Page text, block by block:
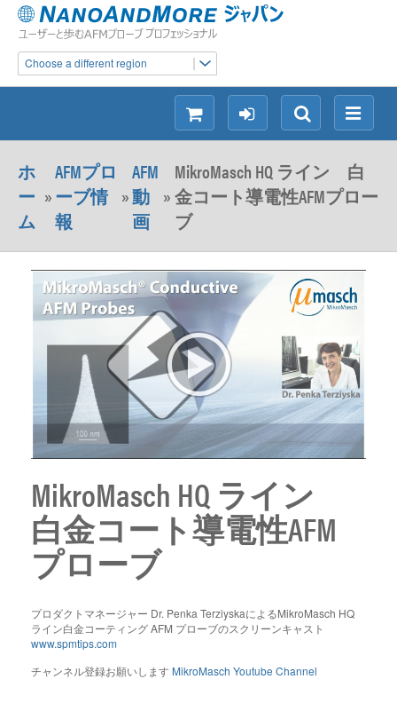
Choose a different region
メ
ニ
ュ
ー
検
索
ロ
グ
イ
ン
シ
ョ
ッ
ピ
ン
ホ
ー
ム
»
AFMプロ
ーブ情
報
»
AFM
動
画
»
MikroMasch HQ ライン 白
金コート導電性AFMプロー
ブ
MikroMasch HQ ライン
白金コート導電性AFM
プローブ
プロダクトマネージャー Dr. Penka TerziyskaによるMikroMasch HQ
ライン白金コーティング AFM プローブのスクリーンキャスト
www.spmtips.com
チャンネル登録お願いします MikroMasch Youtube Channel